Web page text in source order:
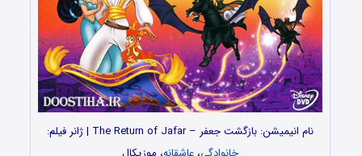
نام انیمیشن: بازگشت جعفر – The Return of Jafar | ژانر فیلم: